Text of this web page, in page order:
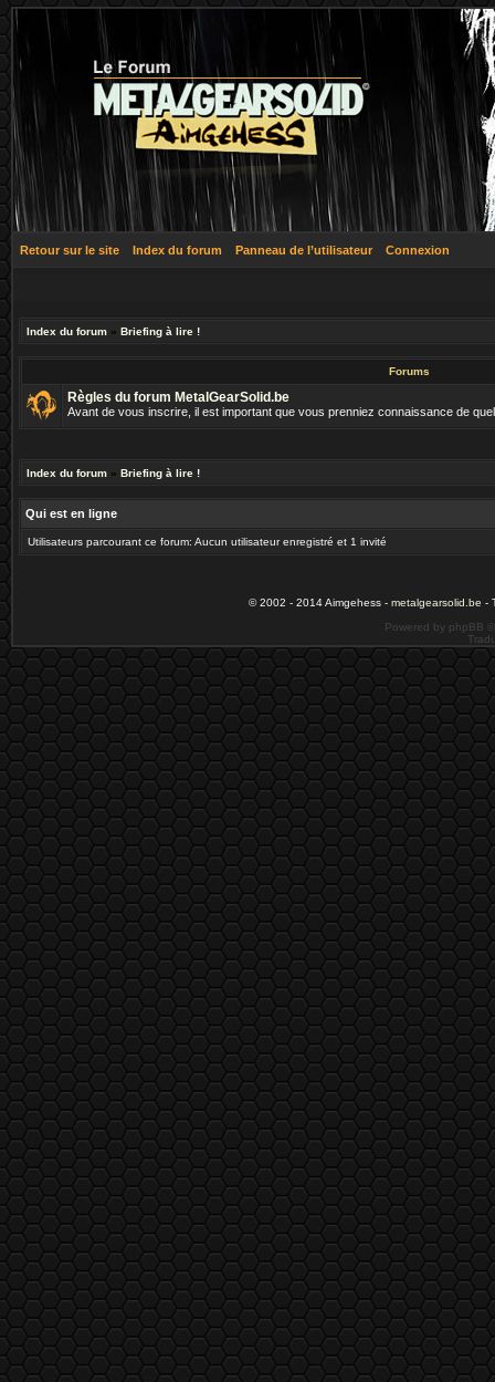
Retour sur le site Index du forum Panneau de l’utilisateur Connexion
Index du forum » Briefing à lire !
Forums
Règles du forum MetalGearSolid.be
Avant de vous inscrire, il est important que vous prenniez connaissance de
Index du forum » Briefing à lire !
Qui est en ligne
Utilisateurs parcourant ce forum: Aucun utilisateur enregistré et 1 invité
© 2002 - 2014 Aimgehess - metalgearsolid.be -
Powered by phpBB